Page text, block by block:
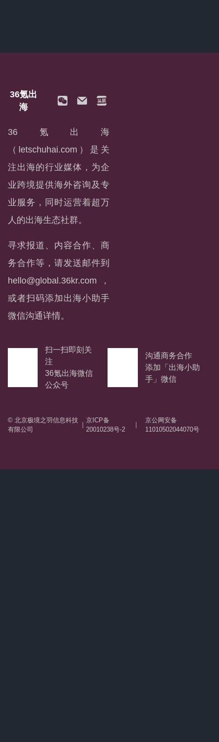
36氪出
海
36氪出海
（letschuhai.com）是关
注出海的行业媒体，为企
业跨境提供海外咨询及专
业服务，同时运营着超万
人的出海生态社群。
寻求报道、内容合作、商
务合作等，请发送邮件到
hello@global.36kr.com ，
或者扫码添加出海小助手
微信沟通详情。
扫一扫即刻关
注
36氪出海微信
公众号
沟通商务合作
添加「出海小助
手」微信
© 北京极境之羽信息科技
有限公司
｜
京ICP备
20010238号-2
｜
京公网安备
11010502044070号